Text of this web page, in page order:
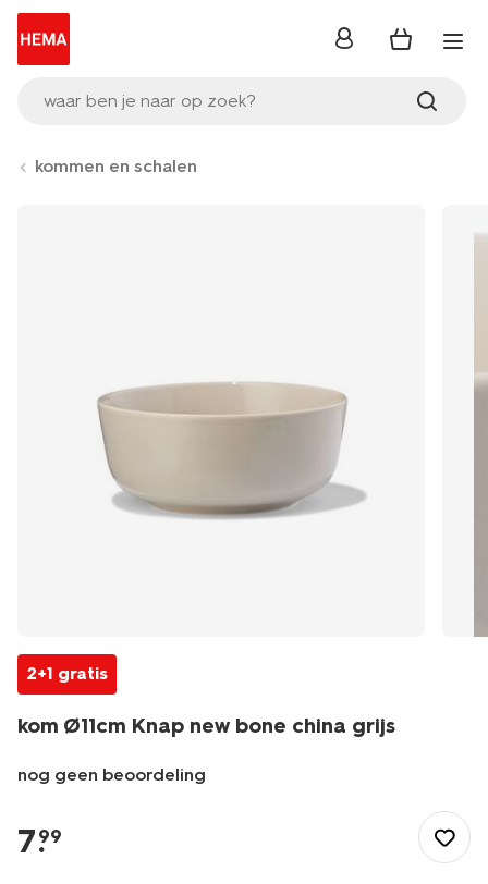
waar ben je naar op zoek?
inloggen
kommen en schalen
2+1 gratis
kom Ø11cm Knap new bone china grijs
nog geen beoordeling
tafelen/servies/kommen-
schalen/kom-
7.
99